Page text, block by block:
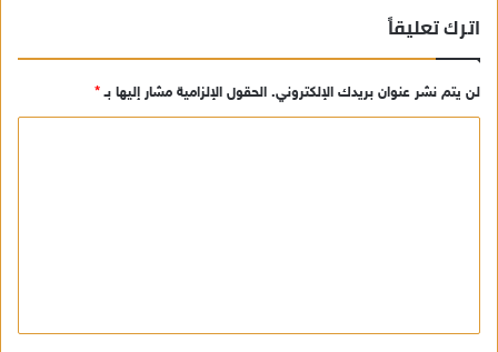
اترك تعليقاً
لن يتم نشر عنوان بريدك الإلكتروني. الحقول الإلزامية مشار إليها بـ*
ق